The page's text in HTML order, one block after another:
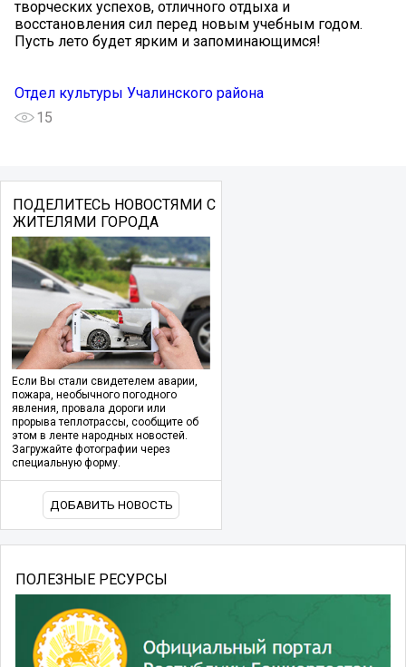
творческих успехов, отличного отдыха и
восстановления сил перед новым учебным годом.
Пусть лето будет ярким и запоминающимся!
Отдел культуры Учалинского района
15
ПОДЕЛИТЕСЬ НОВОСТЯМИ С
ЖИТЕЛЯМИ ГОРОДА
Если Вы стали свидетелем аварии,
пожара, необычного погодного
явления, провала дороги или
прорыва теплотрассы, сообщите об
этом в ленте народных новостей.
Загружайте фотографии через
специальную форму.
ДОБАВИТЬ НОВОСТЬ
ПОЛЕЗНЫЕ РЕСУРСЫ